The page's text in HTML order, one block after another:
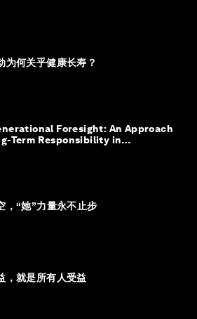
为何关乎健康长寿？
Foresight: An Approach
Term Responsibility in
，“她”力量永不止步
，就是所有人受益